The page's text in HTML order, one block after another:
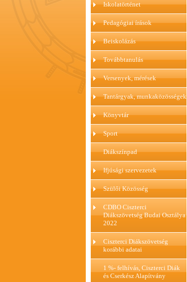
Iskolatörténet
Pedagógiai írások
Beiskolázás
Továbbtanulás
Versenyek, mérések
Tantárgyak, munkaközösségek
Könyvtár
Sport
Diákszínpad
Ifjúsági szervezetek
Szülői Közösség
CDBO Ciszterci
Diákszövetség Budai Osztálya
2022
Ciszterci Diákszövetség
korábbi adatai
1 %- felhívás, Ciszterci Diák
és Cserkész Alapítvány